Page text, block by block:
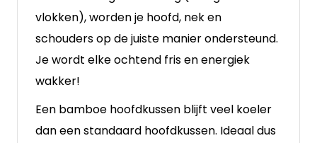
vlokken), worden je hoofd, nek en
schouders op de juiste manier ondersteund.
Je wordt elke ochtend fris en energiek
wakker!
Een bamboe hoofdkussen blijft veel koeler
dan een standaard hoofdkussen. Ideaal dus